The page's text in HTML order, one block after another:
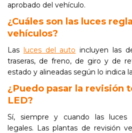
aprobado del vehículo.
¿Cuáles son las luces
vehículos?
Las luces del auto incluyen las
traseras, de freno, de giro y de
estado y alineadas según lo indica
¿Puedo pasar la revisión
LED?
Sí, siempre y cuando las luces
legales. Las plantas de revisión